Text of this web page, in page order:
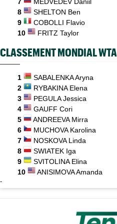
8
SHELTON Ben
9
COBOLLI Flavio
10
FRITZ Taylor
CLASSEMENT MONDIAL WTA
1 SABALENKA Aryna
2
RYBAKINA Elena
3
PEGULA Jessica
4
GAUFF Cori
5
ANDREEVA Mirra
6
MUCHOVA Karolina
7
NOSKOVA Linda
8
SWIATEK Iga
9
SVITOLINA Elina
10
ANISIMOVA Amanda
-